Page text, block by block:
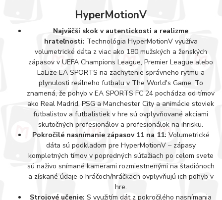
HyperMotionV
Najväčší skok v autentickosti a realizme
hrateľnosti: Technológia HyperMotionV využíva
volumetrické dáta z viac ako 180 mužských a ženských
zápasov v UEFA Champions League, Premier League alebo
LaLize EA SPORTS na zachytenie správneho rytmu a
plynulosti reálneho futbalu v The World's Game. To
znamená, že pohyb v EA SPORTS FC 24 pochádza od tímov
ako Real Madrid, PSG a Manchester City a animácie stoviek
futbalistov a futbalistiek v hre sú ovplyvňované akciami
skutočných profesionálov a profesionálok na ihrisku.
Pokročilé nasnímanie zápasov 11 na 11: Volumetrické
dáta sú podkladom pre HyperMotionV – zápasy
kompletných tímov v popredných súťažiach po celom svete
sú naživo snímané kamerami rozmiestnenými na štadiónoch
a získané údaje o hráčoch/hráčkach ovplyvňujú ich pohyb v
hre.
Strojové učenie: S využitím dát z pokročilého nasnímania